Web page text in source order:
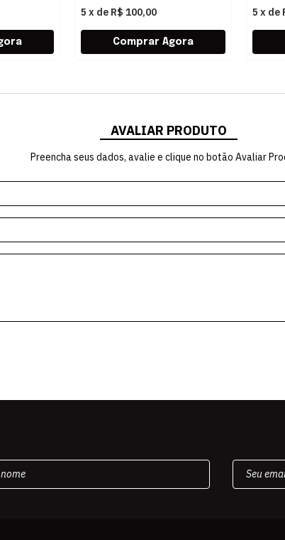
5 x de R$ 100,00 5 x de
AVALIAR PRODUTO
Preencha seus dados, avalie e clique no botão Avaliar